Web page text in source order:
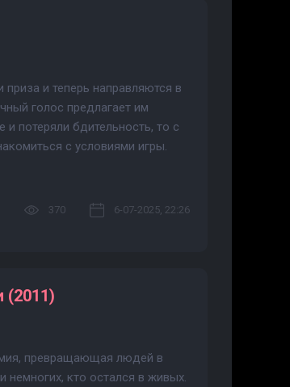
и теперь направляются в
голос предлагает им
и потеряли бдительность, то с
с условиями игры.
370 6-07-2025, 22:26
(2011)
превращающая людей в
кто остался в живых.